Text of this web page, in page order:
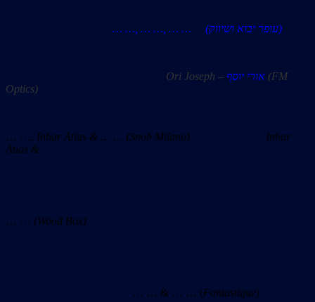
… …, … …, … … (עופר יבוא ושיווק)
Ori Joseph – אורי יוסף (FM
Optics)
… …, Inbar Atias & … … (Snob Milano) Inbar
Atias & … …
… … (Wood Box)
… … & … … (Fantastique)